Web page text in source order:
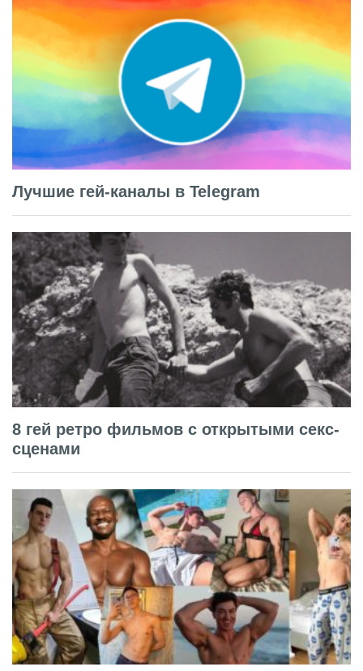
Лучшие гей-каналы в Telegram
8 гей ретро фильмов с открытыми секс-
сценами